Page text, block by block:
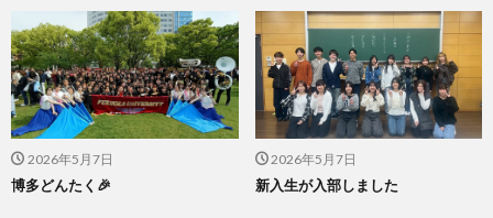
2026年5月7日
博多どんたく🎉
2026年5月7日
新入生が入部しました